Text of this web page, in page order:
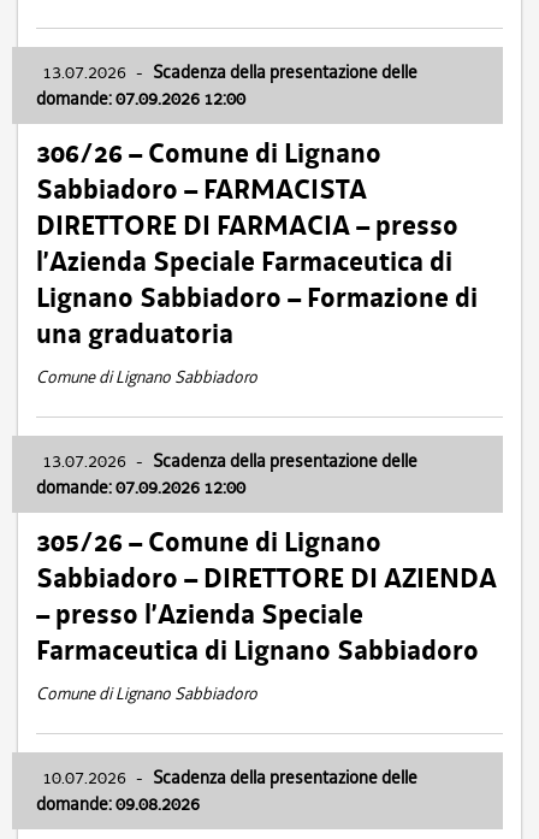
13.07.2026 - Scadenza della presentazione delle
domande: 07.09.2026 12:00
306/26 – Comune di Lignano
Sabbiadoro – FARMACISTA
DIRETTORE DI FARMACIA – presso
l’Azienda Speciale Farmaceutica di
Lignano Sabbiadoro – Formazione di
una graduatoria
Comune di Lignano Sabbiadoro
13.07.2026 - Scadenza della presentazione delle
domande: 07.09.2026 12:00
305/26 – Comune di Lignano
Sabbiadoro – DIRETTORE DI AZIENDA
– presso l’Azienda Speciale
Farmaceutica di Lignano Sabbiadoro
Comune di Lignano Sabbiadoro
10.07.2026 - Scadenza della presentazione delle
domande: 09.08.2026